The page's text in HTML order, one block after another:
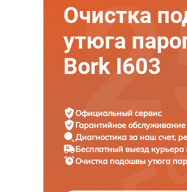
Очистка
утюга
Bork I603
Официальный сервис
Гарантийное обслуживание
Диагностика за наш счет,
Бесплатный выезд курьера
Очистка подошвы утюга